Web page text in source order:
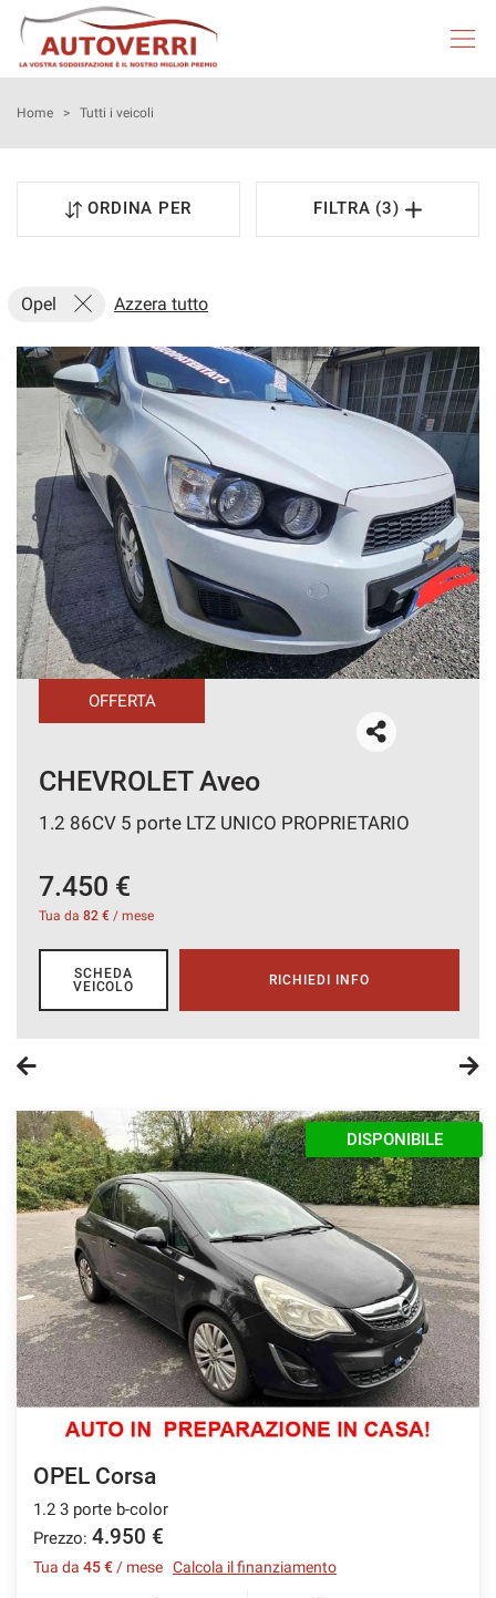
HOME
NEOPATENTATI
ACQUISTIAMO USATO
ASSISTENZA
DICONO DI NOI
CONTATTI
AREA COMMERCIANTI
Home > Tutti i veicoli
ORDINA PER FILTRA (3)
Opel Azzera tutto
OFFERTA
CHEVROLET Aveo
1.2 86CV 5 porte LTZ UNICO PROPRIETARIO
7.450 €
Tua da 82 € / mese
SCHEDA
VEICOLO
RICHIEDI INFO
DISPONIBILE
OPEL Corsa
1.2 3 porte b-color
Prezzo: 4.950 €
Tua da 45 € / mese Calcola il finanziamento